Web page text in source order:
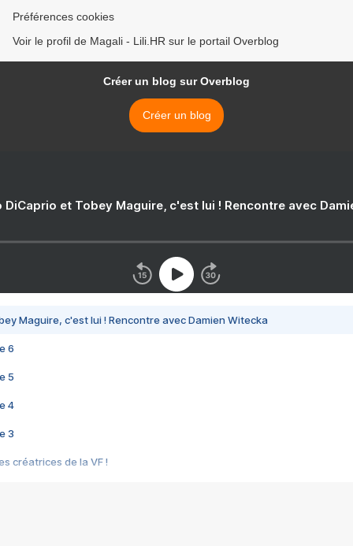
Préférences cookies
Voir le profil de Magali - Lili.HR sur le portail Overblog
Créer un blog sur Overblog
Créer un blog
DiCaprio et Tobey Maguire, c'est lui ! Rencontre avec
Maguire, c'est lui ! Rencontre avec Damien Witecka
6
5
4
3
créatrices de la VF !